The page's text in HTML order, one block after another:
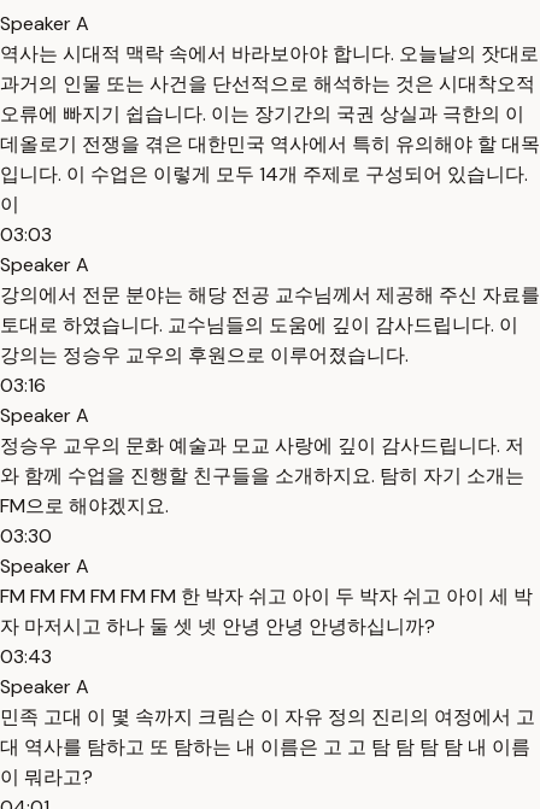
Speaker A
역사는 시대적 맥락 속에서 바라보아야 합니다. 오늘날의 잣대로
과거의 인물 또는 사건을 단선적으로 해석하는 것은 시대착오적
오류에 빠지기 쉽습니다. 이는 장기간의 국권 상실과 극한의 이
데올로기 전쟁을 겪은 대한민국 역사에서 특히 유의해야 할 대목
입니다. 이 수업은 이렇게 모두 14개 주제로 구성되어 있습니다.
이
03:03
Speaker A
강의에서 전문 분야는 해당 전공 교수님께서 제공해 주신 자료를
토대로 하였습니다. 교수님들의 도움에 깊이 감사드립니다. 이
강의는 정승우 교우의 후원으로 이루어졌습니다.
03:16
Speaker A
정승우 교우의 문화 예술과 모교 사랑에 깊이 감사드립니다. 저
와 함께 수업을 진행할 친구들을 소개하지요. 탐히 자기 소개는
FM으로 해야겠지요.
03:30
Speaker A
FM FM FM FM FM FM 한 박자 쉬고 아이 두 박자 쉬고 아이 세 박
자 마저시고 하나 둘 셋 넷 안녕 안녕 안녕하십니까?
03:43
Speaker A
민족 고대 이 몇 속까지 크림슨 이 자유 정의 진리의 여정에서 고
대 역사를 탐하고 또 탐하는 내 이름은 고 고 탐 탐 탐 탐 내 이름
이 뭐라고?